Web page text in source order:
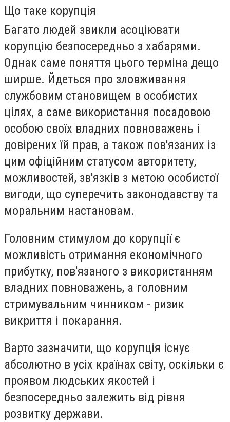
Що таке корупція
Багато людей звикли асоціювати
корупцію безпосередньо з хабарями.
Однак саме поняття цього терміна дещо
ширше. Йдеться про зловживання
службовим становищем в особистих
цілях, а саме використання посадовою
особою своїх владних повноважень і
довірених їй прав, а також пов'язаних із
цим офіційним статусом авторитету,
можливостей, зв'язків з метою особистої
вигоди, що суперечить законодавству та
моральним настановам.
Головним стимулом до корупції є
можливість отримання економічного
прибутку, пов'язаного з використанням
владних повноважень, а головним
стримувальним чинником - ризик
викриття і покарання.
Варто зазначити, що корупція існує
абсолютно в усіх країнах світу, оскільки є
проявом людських якостей і
безпосередньо залежить від рівня
розвитку держави.